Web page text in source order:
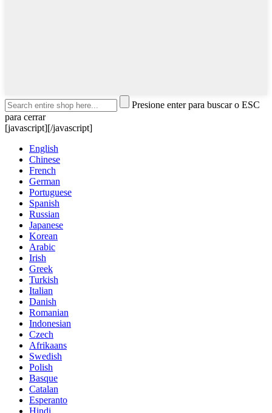
Presione enter para buscar o ESC
para cerrar
[javascript][/javascript]
English
Chinese
French
German
Portuguese
Spanish
Russian
Japanese
Korean
Arabic
Irish
Greek
Turkish
Italian
Danish
Romanian
Indonesian
Czech
Afrikaans
Swedish
Polish
Basque
Catalan
Esperanto
Hindi